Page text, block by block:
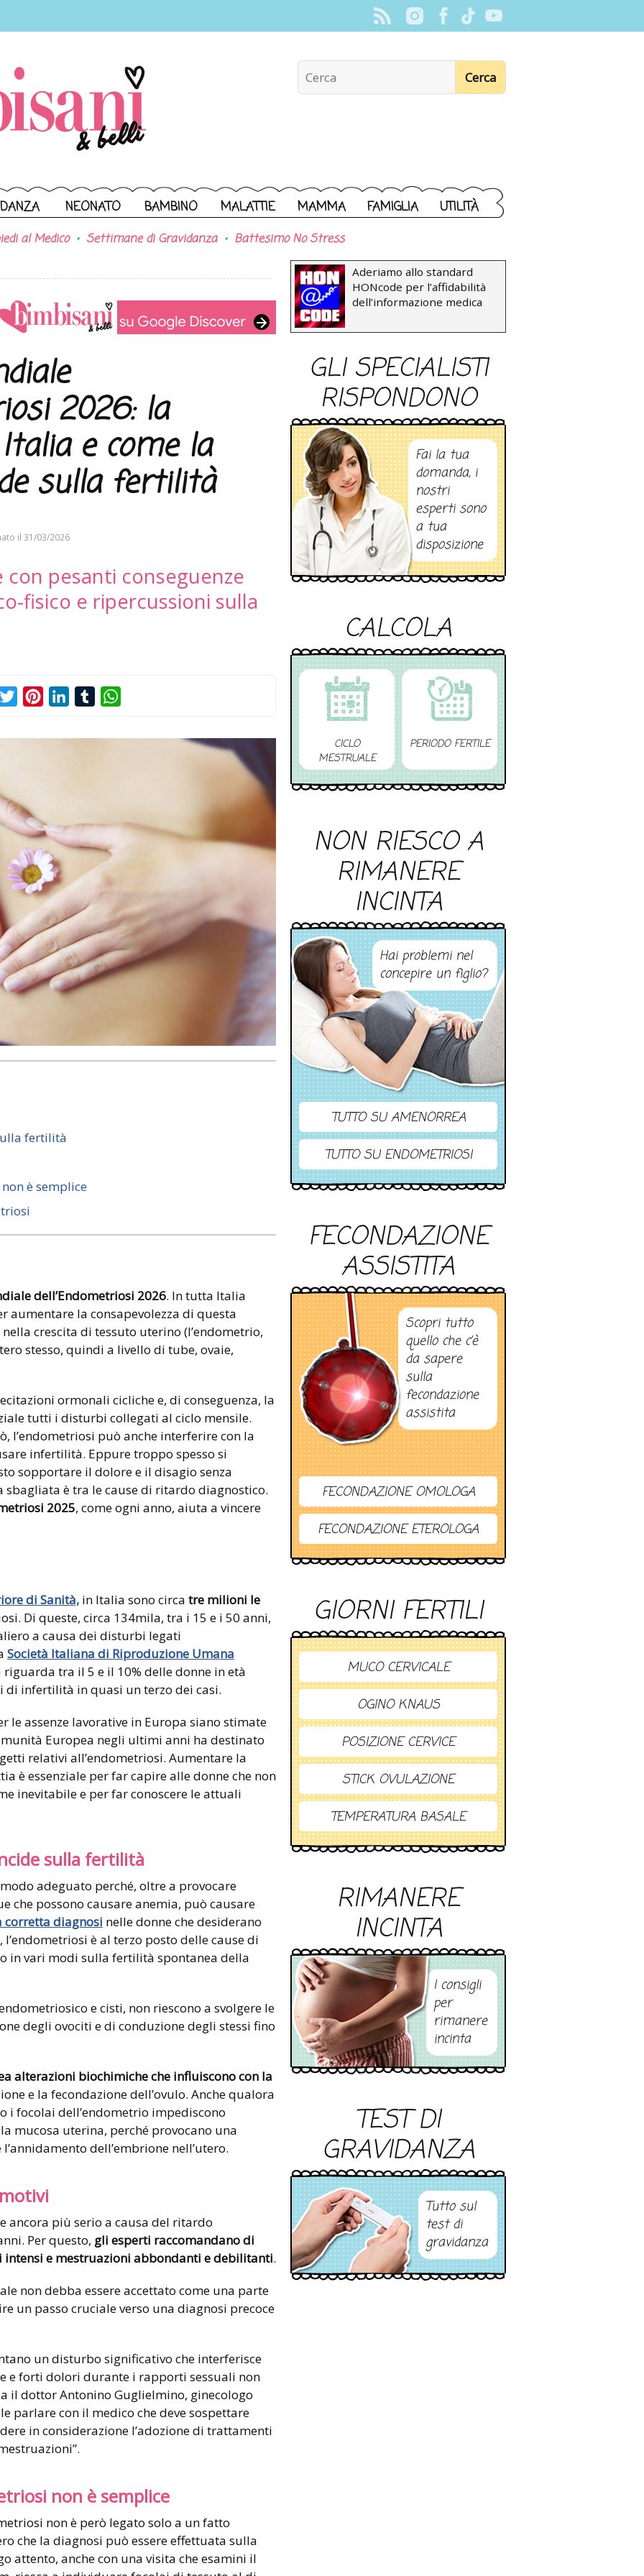
NEONATO BAMBINO MALATTIE MAMMA FAMIGLIA UTILITÀ
al Medico Settimane di Gravidanza Battesimo No Stress
2026: la
e come la
sulla fertilità
il 31/03/2026
con pesanti conseguenze
fisico e ripercussioni sulla
TwitterPinterestLinkedInTumblr
fertilità
è semplice
dell’Endometriosi 2026. In tutta Italia
aumentare la consapevolezza di questa
crescita di tessuto uterino (l’endometrio,
stesso, quindi a livello di tube, ovaie,
ormonali cicliche e, di conseguenza, la
tutti i disturbi collegati al ciclo mensile.
l’endometriosi può anche interferire con la
infertilità. Eppure troppo spesso si
sopportare il dolore e il disagio senza
sbagliata è tra le cause di ritardo diagnostico.
2025, come ogni anno, aiuta a vincere
di Sanità, in Italia sono circa tre milioni le
Di queste, circa 134mila, tra i 15 e i 50 anni,
a causa dei disturbi legati
Società Italiana di Riproduzione Umana
tra il 5 e il 10% delle donne in età
infertilità in quasi un terzo dei casi.
le assenze lavorative in Europa siano stimate
Europea negli ultimi anni ha destinato
relativi all’endometriosi. Aumentare la
è essenziale per far capire alle donne che non
inevitabile e per far conoscere le attuali
sulla fertilità
adeguato perché, oltre a provocare
che possono causare anemia, può causare
corretta diagnosi nelle donne che desiderano
è al terzo posto delle cause di
in vari modi sulla fertilità spontanea della
e cisti, non riescono a svolgere le
degli ovociti e di conduzione degli stessi fino
alterazioni biochimiche che influiscono con la
e la fecondazione dell’ovulo. Anche qualora
i focolai dell’endometrio impediscono
mucosa uterina, perché provocano una
dell’embrione nell’utero.
ancora più serio a causa del ritardo
Per questo, gli esperti raccomandano di
intensi e mestruazioni abbondanti e debilitanti.
non debba essere accettato come una parte
un passo cruciale verso una diagnosi precoce
un disturbo significativo che interferisce
e forti dolori durante i rapporti sessuali non
il dottor Antonino Guglielmino, ginecologo
parlare con il medico che deve sospettare
in considerazione l’adozione di trattamenti
non è semplice
non è però legato solo a un fatto
che la diagnosi può essere effettuata sulla
attento, anche con una visita che esamini il
Aderiamo allo standard
HONcode per l’affidabilità
dell’informazione medica
GLI SPECIALISTI
RISPONDONO
Fai la tua
domanda, i
nostri
esperti sono
a tua
disposizione
CALCOLA
CICLO
MESTRUALE
PERIODO FERTILE
NON RIESCO A
RIMANERE
INCINTA
Hai problemi nel
concepire un figlio?
TUTTO SU AMENORREA
TUTTO SU ENDOMETRIOSI
FECONDAZIONE
ASSISTITA
Scopri tutto
quello che c’è
da sapere
sulla
fecondazione
assistita
FECONDAZIONE OMOLOGA
FECONDAZIONE ETEROLOGA
GIORNI FERTILI
MUCO CERVICALE
OGINO KNAUS
POSIZIONE CERVICE
STICK OVULAZIONE
TEMPERATURA BASALE
RIMANERE
INCINTA
I consigli
per
rimanere
incinta
TEST DI
GRAVIDANZA
Tutto sul
test di
gravidanza